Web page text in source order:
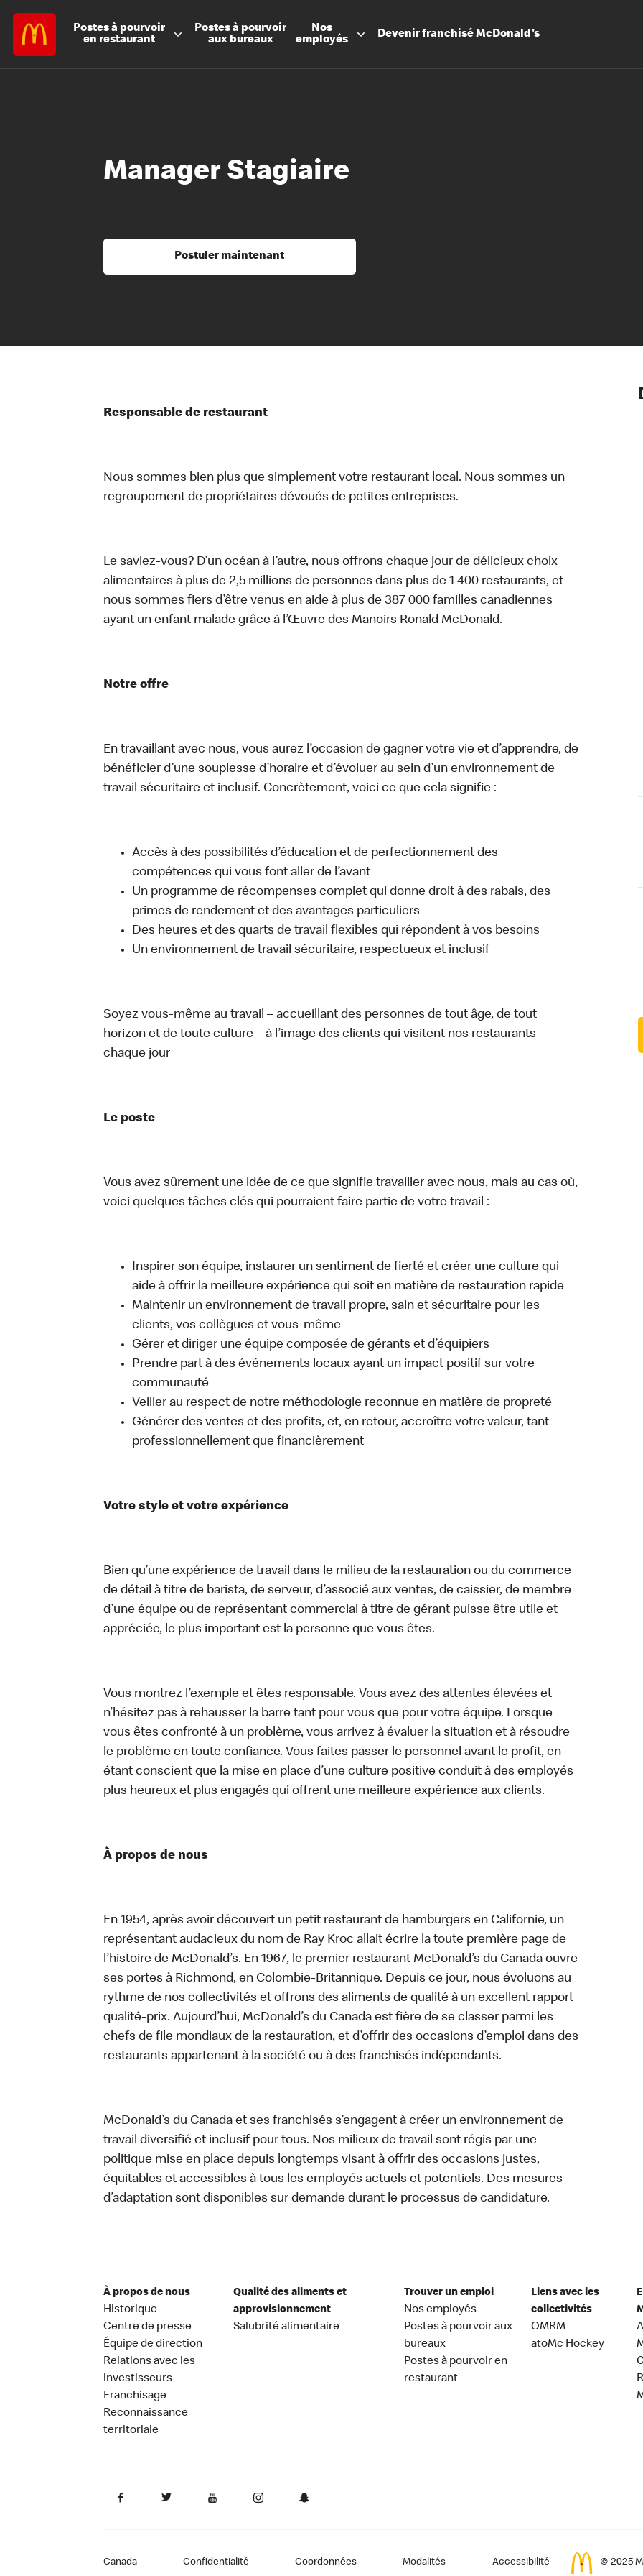
Postes à pourvoir
en restaurant
Postes à pourvoir
aux bureaux
Nos
employés
DevenirfranchiséMcDonald's
Les
Notre
Nos
Santé et
Manager Stagiaire
Postuler maintenant
Responsable de restaurant
Nous sommes bien plus que simplement votre restaurant local. Nous sommes un
regroupement de propriétaires dévoués de petites entreprises.
Le saviez-vous? D’un océan à l’autre, nous offrons chaque jour de délicieux choix
alimentaires à plus de 2,5 millions de personnes dans plus de 1 400 restaurants, et
nous sommes fiers d’être venus en aide à plus de 387 000 familles canadiennes
ayant un enfant malade grâce à l’Œuvre des Manoirs Ronald McDonald.
Notre offre
En travaillant avec nous, vous aurez l’occasion de gagner votre vie et d’apprendre, de
bénéficier d’une souplesse d’horaire et d’évoluer au sein d’un environnement de
travail sécuritaire et inclusif. Concrètement, voici ce que cela signifie :
Accès à des possibilités d’éducation et de perfectionnement des
compétences qui vous font aller de l’avant
Un programme de récompenses complet qui donne droit à des rabais, des
primes de rendement et des avantages particuliers
Des heures et des quarts de travail flexibles qui répondent à vos besoins
Un environnement de travail sécuritaire, respectueux et inclusif
Soyez vous-même au travail – accueillant des personnes de tout âge, de tout
horizon et de toute culture – à l’image des clients qui visitent nos restaurants
chaque jour
Le poste
Vous avez sûrement une idée de ce que signifie travailler avec nous, mais au cas où,
voici quelques tâches clés qui pourraient faire partie de votre travail :
Inspirer son équipe, instaurer un sentiment de fierté et créer une culture qui
aide à offrir la meilleure expérience qui soit en matière de restauration rapide
Maintenir un environnement de travail propre, sain et sécuritaire pour les
clients, vos collègues et vous-même
Gérer et diriger une équipe composée de gérants et d’équipiers
Prendre part à des événements locaux ayant un impact positif sur votre
communauté
Veiller au respect de notre méthodologie reconnue en matière de propreté
Générer des ventes et des profits, et, en retour, accroître votre valeur, tant
professionnellement que financièrement
Votre style et votre expérience
Bien qu’une expérience de travail dans le milieu de la restauration ou du commerce
de détail à titre de barista, de serveur, d’associé aux ventes, de caissier, de membre
d’une équipe ou de représentant commercial à titre de gérant puisse être utile et
appréciée, le plus important est la personne que vous êtes.
Vous montrez l’exemple et êtes responsable. Vous avez des attentes élevées et
n’hésitez pas à rehausser la barre tant pour vous que pour votre équipe. Lorsque
vous êtes confronté à un problème, vous arrivez à évaluer la situation et à résoudre
le problème en toute confiance. Vous faites passer le personnel avant le profit, en
étant conscient que la mise en place d’une culture positive conduit à des employés
plus heureux et plus engagés qui offrent une meilleure expérience aux clients.
À propos de nous
En 1954, après avoir découvert un petit restaurant de hamburgers en Californie, un
représentant audacieux du nom de Ray Kroc allait écrire la toute première page de
l’histoire de McDonald’s. En 1967, le premier restaurant McDonald’s du Canada ouvre
ses portes à Richmond, en Colombie-Britannique. Depuis ce jour, nous évoluons au
rythme de nos collectivités et offrons des aliments de qualité à un excellent rapport
qualité-prix. Aujourd’hui, McDonald’s du Canada est fière de se classer parmi les
chefs de file mondiaux de la restauration, et d’offrir des occasions d’emploi dans des
restaurants appartenant à la société ou à des franchisés indépendants.
McDonald’s du Canada et ses franchisés s’engagent à créer un environnement de
travail diversifié et inclusif pour tous. Nos milieux de travail sont régis par une
politique mise en place depuis longtemps visant à offrir des occasions justes,
équitables et accessibles à tous les employés actuels et potentiels. Des mesures
d’adaptation sont disponibles sur demande durant le processus de candidature.
À propos de nous
Historique
Centre de presse
Équipe de direction
Relations avec les
investisseurs
Franchisage
Reconnaissance
territoriale
Qualité des aliments et
approvisionnement
Salubrité alimentaire
Trouver un emploi
Nos employés
Postes à pourvoir aux
bureaux
Postes à pourvoir en
restaurant
Liens avec les
collectivités
OMRM
atoMc Hockey
Canada Confidentialité Coordonnées Modalités Accessibilité © 2025